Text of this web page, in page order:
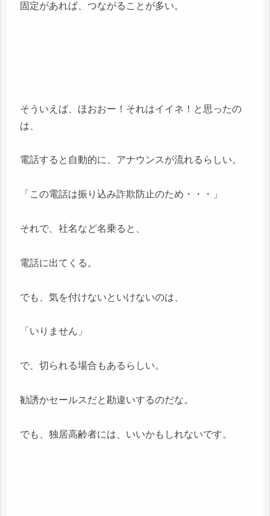
固定があれば、つながることが多い。
そういえば、ほおおー！それはイイネ！と思ったの
は、
電話すると自動的に、アナウンスが流れるらしい。
「この電話は振り込み詐欺防止のため・・・」
それで、社名など名乗ると、
電話に出てくる。
でも、気を付けないといけないのは、
「いりません」
で、切られる場合もあるらしい。
勧誘かセールスだと勘違いするのだな。
でも、独居高齢者には、いいかもしれないです。